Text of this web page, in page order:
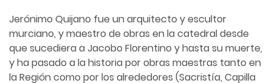
Jerónimo Quijano fue un arquitecto y escultor
murciano, y maestro de obras en la catedral desde
que sucediera a Jacobo Florentino y hasta su muerte,
y ha pasado a la historia por obras maestras tanto en
la Región como por los alrededores (Sacristía, Capilla